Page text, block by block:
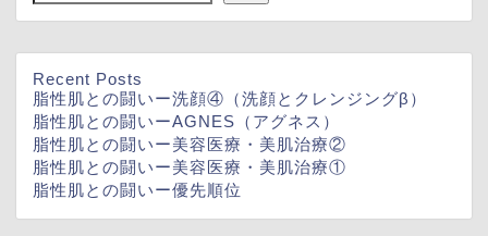
Recent Posts
脂性肌との闘いー洗顔④（洗顔とクレンジングβ）
脂性肌との闘いーAGNES（アグネス）
脂性肌との闘いー美容医療・美肌治療②
脂性肌との闘いー美容医療・美肌治療①
脂性肌との闘いー優先順位